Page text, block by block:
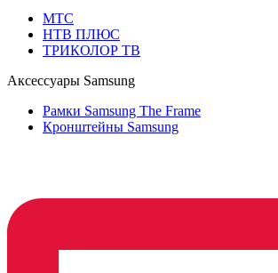
МТС
НТВ ПЛЮС
ТРИКОЛОР ТВ
Аксессуары Samsung
Рамки Samsung The Frame
Кронштейны Samsung